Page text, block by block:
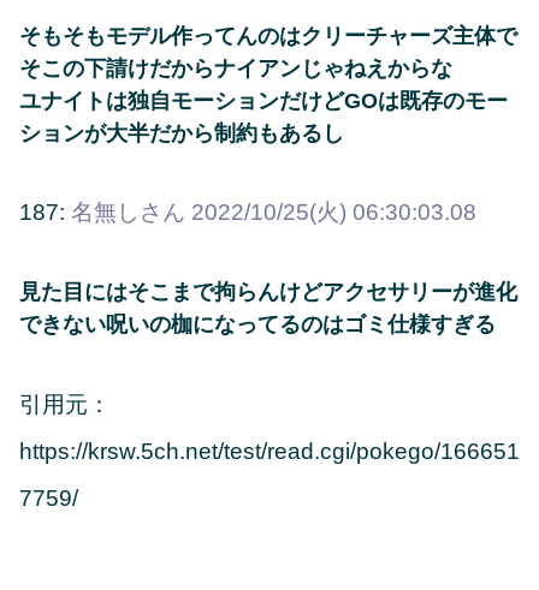
そもそもモデル作ってんのはクリーチャーズ主体で
そこの下請けだからナイアンじゃねえからな
ユナイトは独自モーションだけどGOは既存のモー
ションが大半だから制約もあるし
187: 名無しさん 2022/10/25(火) 06:30:03.08
見た目にはそこまで拘らんけどアクセサリーが進化
できない呪いの枷になってるのはゴミ仕様すぎる
引用元：
https://krsw.5ch.net/test/read.cgi/pokego/166651
7759/